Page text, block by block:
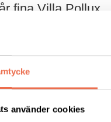
använder cookies
fina Villa Pollux.
att äta en härlig
Nicola från
alla gärna deltog i.